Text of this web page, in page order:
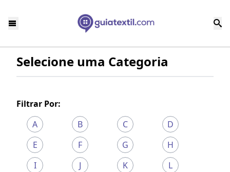
Selecione uma Categoria
Filtrar Por:
A
B C
D
E
F G
H
I
J K
L